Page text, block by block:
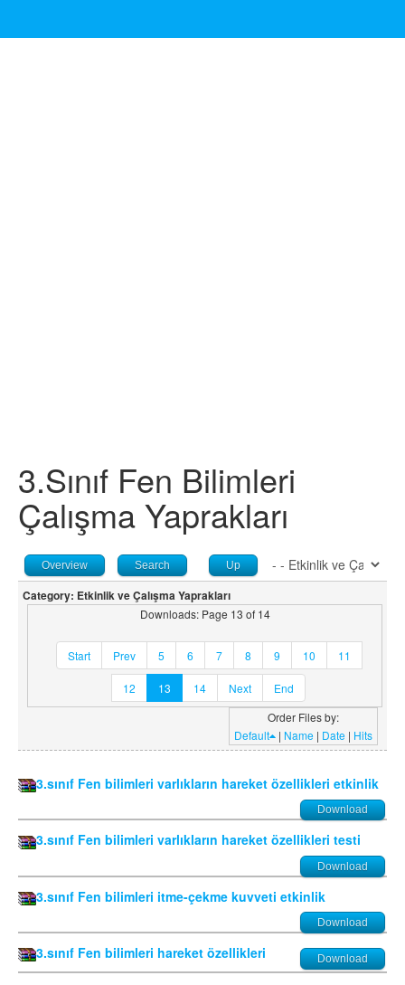
3.Sınıf Fen Bilimleri
Çalışma Yaprakları
Overview Search Up
Category: Etkinlik ve Çalışma Yaprakları
Downloads: Page 13 of 14
Start Prev 5 6 7 8 9 10 11
12 13 14 Next
End
Order Files by:
Default
| Name | Date | Hits
3.sınıf Fen bilimleri varlıkların hareket özellikleri etkinlik
Download
3.sınıf Fen bilimleri varlıkların hareket özellikleri testi
Download
3.sınıf Fen bilimleri itme-çekme kuvveti etkinlik
Download
3.sınıf Fen bilimleri hareket özellikleri Download